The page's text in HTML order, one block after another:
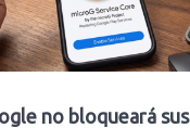
no bloqueará sus